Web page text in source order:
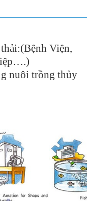
Viện,
nuôi trồng thủy